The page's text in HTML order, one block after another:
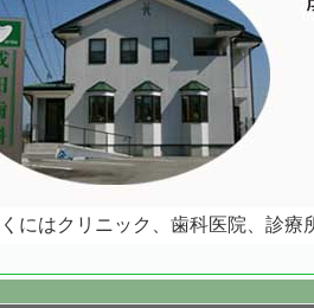
にはクリニック、歯科医院、診療